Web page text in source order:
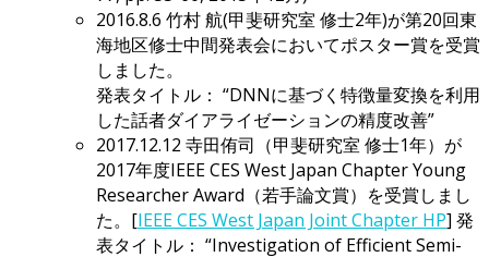
2016.8.6 竹村 航(甲斐研究室 修士2年)が第20回東
海地区修士中間発表会においてポスター賞を受賞
しました。
発表タイトル： “DNNに基づく特徴量変換を利⽤
した話者ダイアライゼーションの精度改善”
2017.12.12 寺田侑司（甲斐研究室 修士1年）が
2017年度IEEE CES West Japan Chapter Young
Researcher Award（若手論文賞）を受賞しまし
た。[IEEE CES West Japan Joint Chapter HP] 発
表タイトル： “Investigation of Efficient Semi-